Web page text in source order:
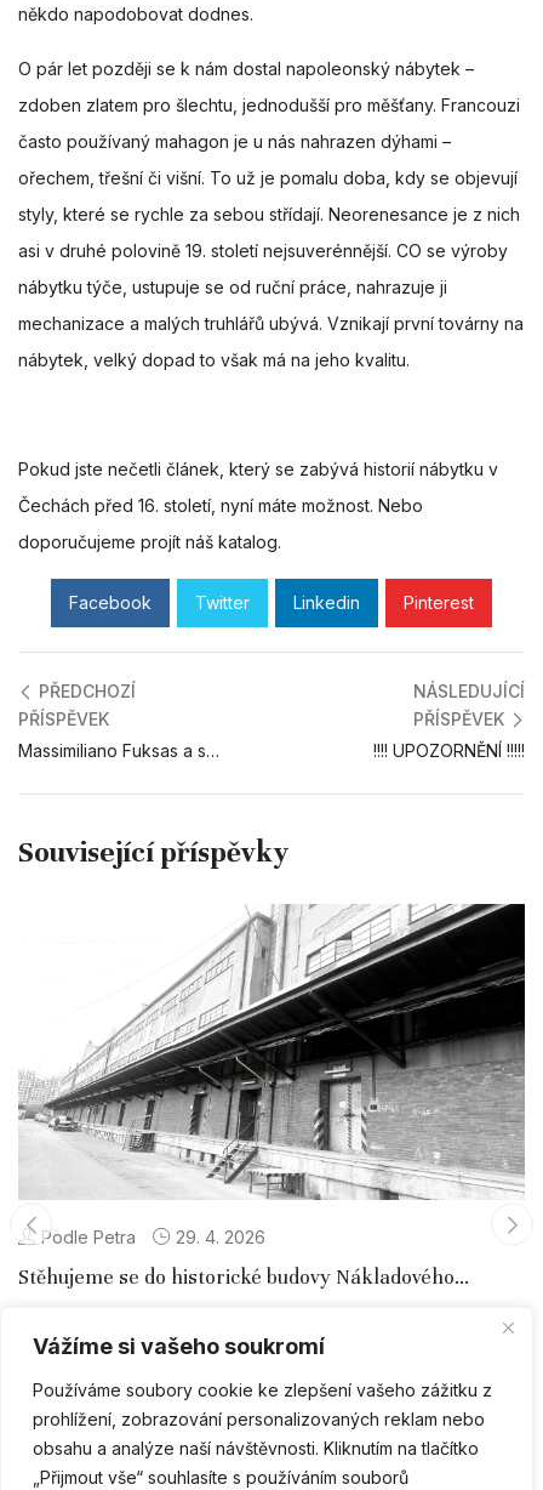
Vážíme si vašeho soukromí
Používáme soubory cookie ke zlepšení vašeho zážitku z
prohlížení, zobrazování personalizovaných reklam nebo
obsahu a analýze naší návštěvnosti. Kliknutím na tlačítko
„Přijmout vše“ souhlasíte s používáním souborů
někdo napodobovat dodnes.
O pár let později se k nám dostal napoleonský nábytek –
zdoben zlatem pro šlechtu, jednodušší pro měšťany. Francouzi
často používaný mahagon je u nás nahrazen dýhami –
ořechem, třešní či višní. To už je pomalu doba, kdy se objevují
styly, které se rychle za sebou střídají. Neorenesance je z nich
asi v druhé polovině 19. století nejsuverénnější. CO se výroby
nábytku týče, ustupuje se od ruční práce, nahrazuje ji
mechanizace a malých truhlářů ubývá. Vznikají první továrny na
nábytek, velký dopad to však má na jeho kvalitu.
Pokud jste nečetli článek, který se zabývá historií nábytku v
Čechách před 16. století, nyní máte možnost. Nebo
doporučujeme projít náš katalog.
Facebook Twitter Linkedin Pinterest
PŘEDCHOZÍ
PŘÍSPĚVEK
Massimiliano Fuksas a studio Fuksas
NÁSLEDUJÍCÍ
PŘÍSPĚVEK
!!!! UPOZORNĚNÍ !!!!!
Související příspěvky
Podle Petra 29. 4. 2026
Stěhujeme se do historické budovy Nákladového
Nákladové nádraží Žižkov patří k nejvýznamnějším industriálním
stavbám v Praze a zároveň k ...